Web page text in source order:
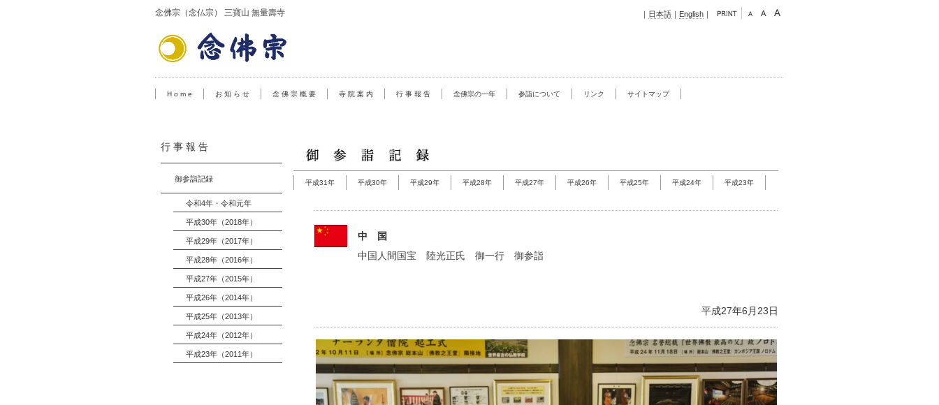
念佛宗（念仏宗） 三寶山 無量壽寺 ｜ 日本語 ｜ English ｜
H o m e お 知 ら せ 念 佛 宗 概 要 寺 院 案 内 行 事 報 告 念佛宗の一年 参詣について リンク サイトマップ
平成31年 平成30年 平成29年 平成28年 平成27年 平成26年 平成25年 平成24年 平成23年
中 国
中国人間国宝 陸光正氏 御一行 御参詣
平成27年6月23日
行 事 報 告
御参詣記録
令和4年・令和元年
平成30年（2018年）
平成29年（2017年）
平成28年（2016年）
平成27年（2015年）
平成26年（2014年）
平成25年（2013年）
平成24年（2012年）
平成23年（2011年）